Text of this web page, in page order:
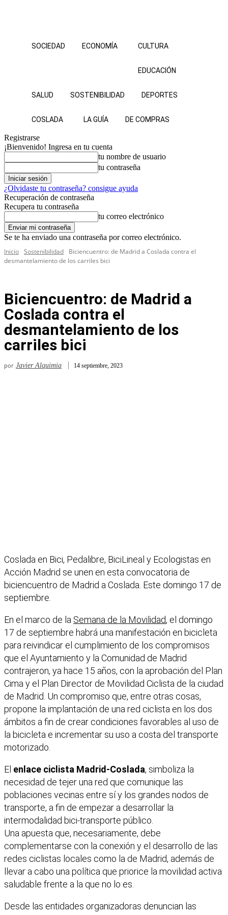
SOCIEDAD ECONOMÍA CULTURA
EDUCACIÓN
SALUD SOSTENIBILIDAD DEPORTES
COSLADA LA GUÍA DE COMPRAS
Registrarse
¡Bienvenido! Ingresa en tu cuenta
tu nombre de usuario
tu contraseña
¿Olvidaste tu contraseña? consigue ayuda
Recuperación de contraseña
Recupera tu contraseña
tu correo electrónico
Se te ha enviado una contraseña por correo electrónico.
Inicio Sostenibilidad
Biciencuentro: de Madrid a Coslada contra el
desmantelamiento de los carriles bici
Biciencuentro: de Madrid a
Coslada contra el
desmantelamiento de los
carriles bici
por Javier Alquimia 14 septiembre, 2023
Coslada en Bici, Pedalibre, BiciLineal y Ecologistas en
Acción Madrid se unen en esta convocatoria de
biciencuentro de Madrid a Coslada. Este domingo 17 de
septiembre.
En el marco de la Semana de la Movilidad, el domingo
17 de septiembre habrá una manifestación en bicicleta
para reivindicar el cumplimiento de los compromisos
que el Ayuntamiento y la Comunidad de Madrid
contrajeron, ya hace 15 años, con la aprobación del Plan
Cima y el Plan Director de Movilidad Ciclista de la ciudad
de Madrid. Un compromiso que, entre otras cosas,
propone la implantación de una red ciclista en los dos
ámbitos a fin de crear condiciones favorables al uso de
la bicicleta e incrementar su uso a costa del transporte
motorizado.
El enlace ciclista Madrid-Coslada, simboliza la
necesidad de tejer una red que comunique las
poblaciones vecinas entre sí y los grandes nodos de
transporte, a fin de empezar a desarrollar la
intermodalidad bici-transporte público.
Una apuesta que, necesariamente, debe
complementarse con la conexión y el desarrollo de las
redes ciclistas locales como la de Madrid, además de
llevar a cabo una política que priorice la movilidad activa
saludable frente a la que no lo es.
Desde las entidades organizadoras denuncian las